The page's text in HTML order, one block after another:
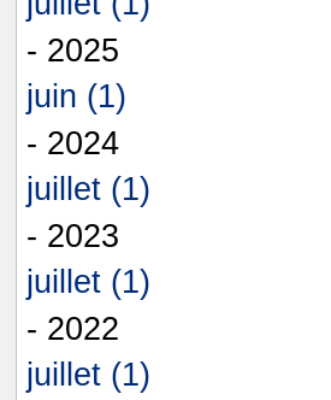
- 2025
juin (1)
- 2024
juillet (1)
- 2023
juillet (1)
- 2022
juillet (1)